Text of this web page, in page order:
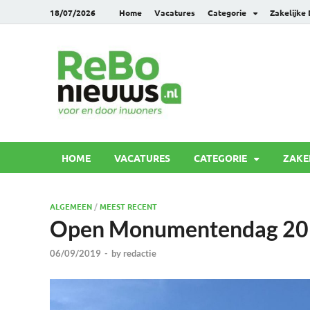
18/07/2026 Home Vacatures Categorie Zakelijke
HOME VACATURES CATEGORIE
ALGEMEEN /MEEST RECENT
Open Monumentendag
06/09/2019 - by redactie